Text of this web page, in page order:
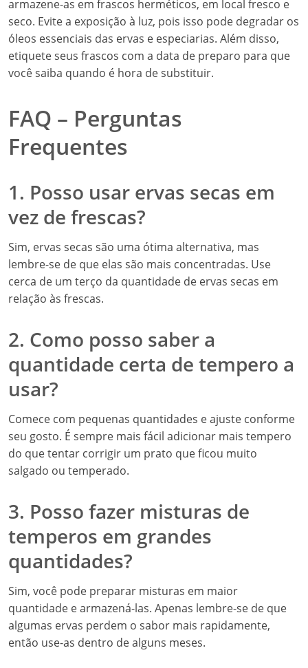
armazene-as em frascos herméticos, em local fresco e
seco. Evite a exposição à luz, pois isso pode degradar os
óleos essenciais das ervas e especiarias. Além disso,
etiquete seus frascos com a data de preparo para que
você saiba quando é hora de substituir.
FAQ – Perguntas
Frequentes
1. Posso usar ervas secas em
vez de frescas?
Sim, ervas secas são uma ótima alternativa, mas
lembre-se de que elas são mais concentradas. Use
cerca de um terço da quantidade de ervas secas em
relação às frescas.
2. Como posso saber a
quantidade certa de tempero a
usar?
Comece com pequenas quantidades e ajuste conforme
seu gosto. É sempre mais fácil adicionar mais tempero
do que tentar corrigir um prato que ficou muito
salgado ou temperado.
3. Posso fazer misturas de
temperos em grandes
quantidades?
Sim, você pode preparar misturas em maior
quantidade e armazená-las. Apenas lembre-se de que
algumas ervas perdem o sabor mais rapidamente,
então use-as dentro de alguns meses.